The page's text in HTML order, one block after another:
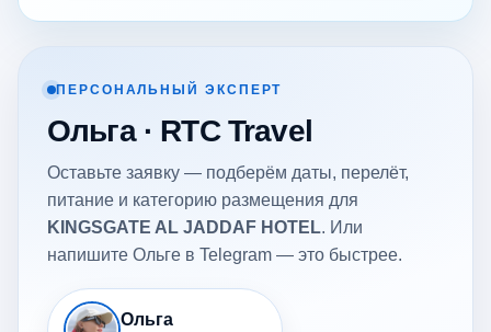
ПЕРСОНАЛЬНЫЙ ЭКСПЕРТ
Ольга · RTC Travel
Оставьте заявку — подберём даты, перелёт,
питание и категорию размещения для
KINGSGATE AL JADDAF HOTEL. Или
напишите Ольге в Telegram — это быстрее.
Ольга